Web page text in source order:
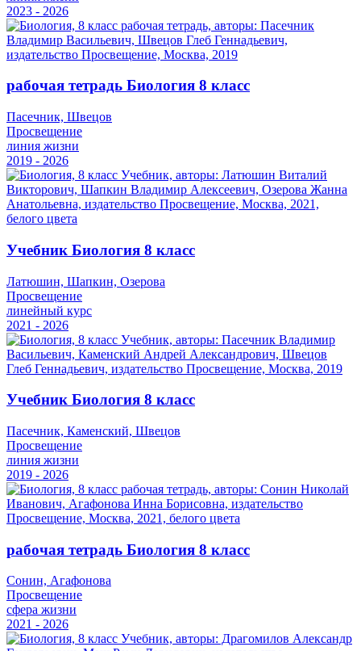
2023 - 2026
рабочая тетрадь Биология 8 класс
Пасечник, Швецов
Просвещение
линия жизни
2019 - 2026
Учебник Биология 8 класс
Латюшин, Шапкин, Озерова
Просвещение
линейный курс
2021 - 2026
Учебник Биология 8 класс
Пасечник, Каменский, Швецов
Просвещение
линия жизни
2019 - 2026
рабочая тетрадь Биология 8 класс
Сонин, Агафонова
Просвещение
сфера жизни
2021 - 2026